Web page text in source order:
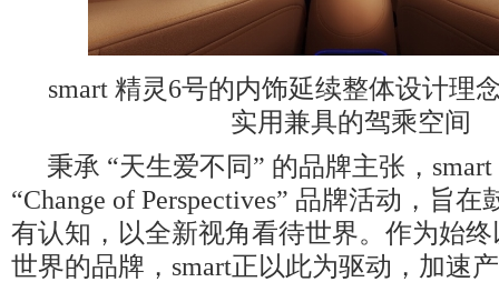
smart 精灵6号的内饰延续整体设计理
实用兼具的驾乘空间
秉承 “天生爱不同” 的品牌主张，
“Change of Perspectives” 品牌活动，旨
有认知，以全新视角看待世界。作为始
世界的品牌，smart正以此为驱动，加速